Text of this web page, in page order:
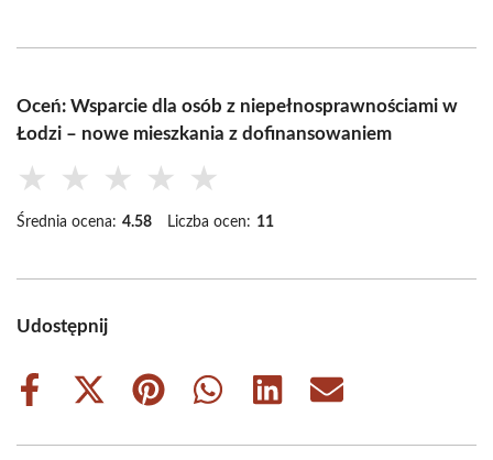
Oceń: Wsparcie dla osób z niepełnosprawnościami w
Łodzi – nowe mieszkania z dofinansowaniem
★ ★ ★ ★ ★
Średnia ocena: 4.58 Liczba ocen: 11
Udostępnij
Share
Share
(Twitter)
Share
Share
Share
Share